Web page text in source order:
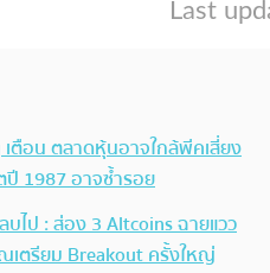
ตือน ตลาดหุ้นอาจใกล้พีคเสี่ยง
1987 อาจซ้ำรอย
บไป : ส่อง 3 Altcoins ฉายแวว
ตรียม Breakout ครั้งใหญ่